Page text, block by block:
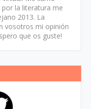
la literatura me
2013. La
vosotros mi opinión
que os guste!